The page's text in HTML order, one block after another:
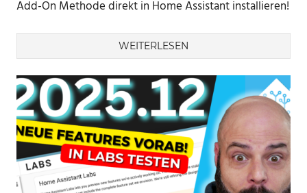
Add-On Methode direkt in Home Assistant installieren!
WEITERLESEN